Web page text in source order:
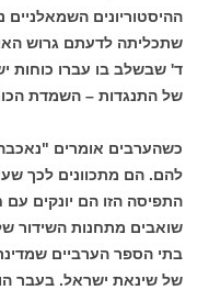
ההיסטוריונים
שתכליתה לדעתם גרוש
ד' שבשלב בו עברו
של התנגדות – השמדת הכוח
כשהערבים אומרים
להם. הם מתכוונים לכך
התפיסה הזו הם יונקים
שואבים מתחנות השידור
בתי הספר הערביים
של שינאת ישראל. בעבר